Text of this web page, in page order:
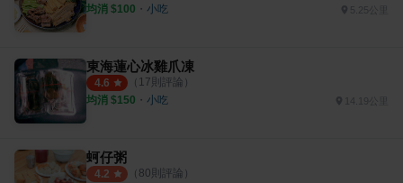
均消 $100 ・ 小吃 5.25公里
東海蓮心冰雞爪凍
4.6 （ 17則評論）
均消 $150 ・ 小吃 14.19公里
蚵仔粥
4.2 （ 80則評論）